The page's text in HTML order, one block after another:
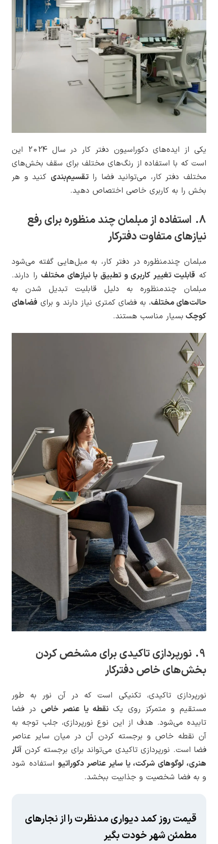
یکی از ایده‌های دکوراسیون دفتر کار در سال 2024 این
است که با استفاده از رنگ‌های مختلف برای سقف بخش‌های
مختلف دفتر کار، می‌توانید فضا راتقسیم‌بندی کنید و هر
بخش را به کاربری خاصی اختصاص دهید.
8. استفاده از مبلمان چند منظوره برای رفع
نیازهای متفاوت دفترکار
مبلمان چندمنظوره در دفتر کار، به مبل‌هایی گفته می‌شود
که قابلیت تغییر کاربری و تطبیق با نیازهای مختلف را دارند.
مبلمان چندمنظوره به دلیل قابلیت تبدیل شدن به
حالت‌های مختلف، به فضای کمتری نیاز دارند و برای فضاهای
کوچک بسیار مناسب هستند.
9. نورپردازی تاکیدی برای مشخص کردن
بخش‌های خاص دفترکار
نورپردازی تاکیدی، تکنیکی است که در آن نور به طور
مستقیم و متمرکز روی یکنقطه یا عنصر خاص در فضا
تابیده می‌شود. هدف از این نوع نورپردازی، جلب توجه به
آن نقطه خاص و برجسته کردن آن در میان سایر عناصر
فضا است. نورپردازی تاکیدی می‌تواند برای برجسته کردن آثار
هنری، لوگوهای شرکت، یا سایر عناصر دکوراتیو استفاده شود
و به فضا شخصیت و جذابیت ببخشد.
قیمت روز کمد دیواری مدنظرت را از نجارهای
مطمئن شهر خودت بگیر